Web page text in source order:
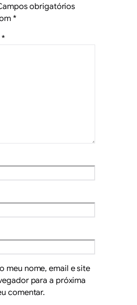
obrigatórios
*
*
meu nome, email e site
para a próxima
comentar.